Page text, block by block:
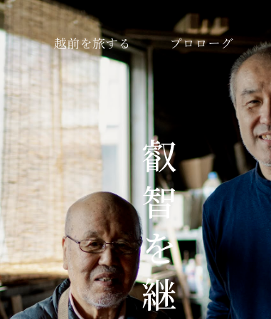
越前を旅する プロローグ